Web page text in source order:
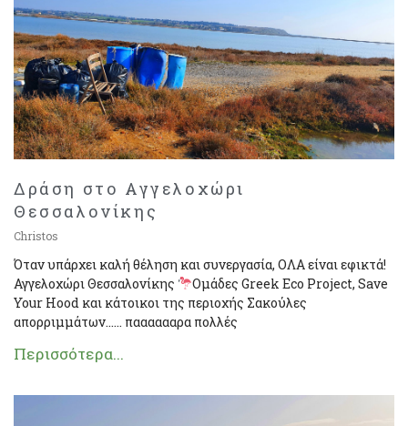
Δράση στο Αγγελοχώρι
Θεσσαλονίκης
Christos
Όταν υπάρχει καλή θέληση και συνεργασία, ΟΛΑ είναι εφικτά!
Αγγελοχώρι Θεσσαλονίκης
Ομάδες Greek Eco Project, Save
Your Hood και κάτοικοι της περιοχής Σακούλες
απορριμμάτων…… πααααααρα πολλές
Περισσότερα...